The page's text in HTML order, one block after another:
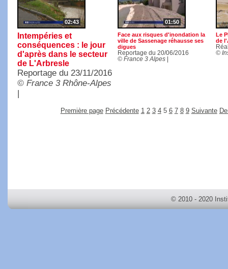
02:43
Intempéries et
conséquences : le jour
d'après dans le secteur
de L'Arbresle
Reportage du 23/11/2016
© France 3 Rhône-Alpes
|
01:50
Face aux risques d'inondation la
ville de Sassenage réhausse ses
digues
Reportage du 20/06/2016
© France 3 Alpes|
Le
de
©
Première page Précédente 1 2 3 4 5 6 7 8 9 Suivante
© 2010 - 2020